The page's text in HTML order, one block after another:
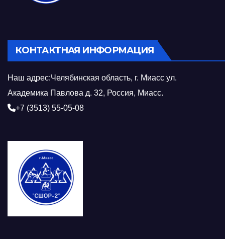
КОНТАКТНАЯ ИНФОРМАЦИЯ
Наш адрес:Челябинская область, г. Миасс ул.
Академика Павлова д. 32, Россия, Миасс.
+7 (3513) 55-05-08